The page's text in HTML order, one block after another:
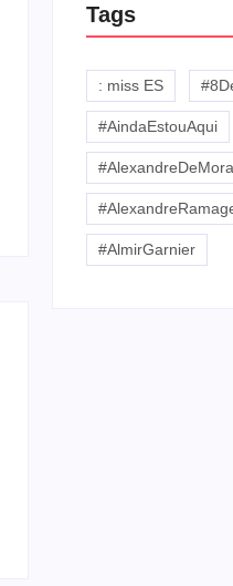
Tags
: miss ES
#AindaEstouAqui
#AlmirGarnier